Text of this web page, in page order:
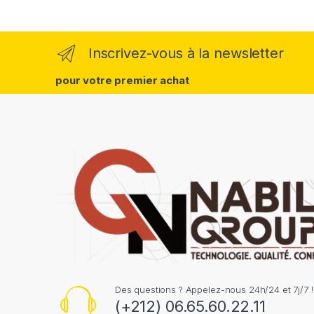
Inscrivez-vous à la newsletter
pour votre premier achat
Des questions ? Appelez-nous 24h/24 et 7j/7 !
(+212) 06.65.60.22.11